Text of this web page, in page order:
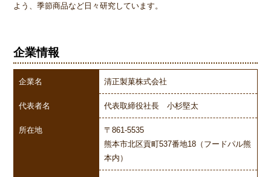
よう、季節商品など日々研究しています。
企業情報
企業名 清正製菓株式会社
代表者名 代表取締役社長 小杉堅太
所在地
〒861-5535
熊本市北区貢町537番地18（フードパル熊
本内）